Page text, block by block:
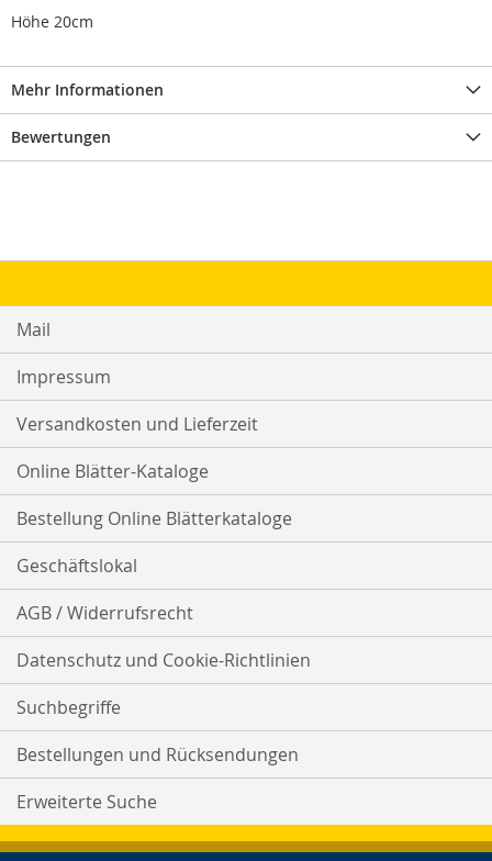
Höhe 20cm
Mehr Informationen
Bewertungen
Mail
Impressum
Versandkosten und Lieferzeit
Online Blätter-Kataloge
Bestellung Online Blätterkataloge
Geschäftslokal
AGB / Widerrufsrecht
Datenschutz und Cookie-Richtlinien
Suchbegriffe
Bestellungen und Rücksendungen
Erweiterte Suche